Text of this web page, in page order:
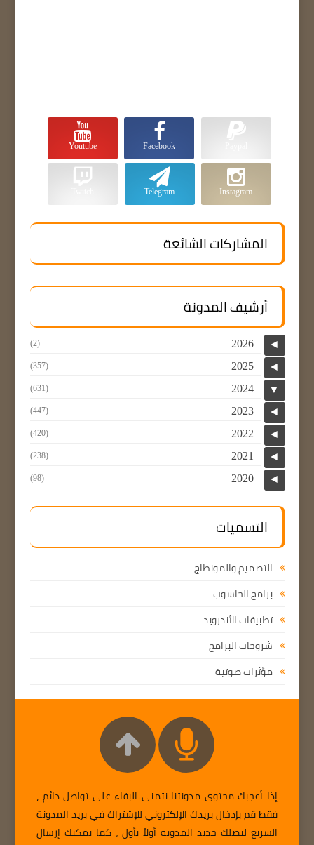
Facebook
Youtube
Instagram
Telegram
المشاركات الشائعة
أرشيف المدونة
◄
2026
(2)
◄
2025
(357)
▼
2024
(631)
◄
2023
(447)
◄
2022
(420)
◄
2021
(238)
◄
2020
(98)
التسميات
التصميم والمونطاج
برامج الحاسوب
تطبيقات الأندرويد
شروحات البرامج
مؤثرات صوتية
إذا أعجبك محتوى مدونتنا نتمنى البقاء على تواصل دائم ،
فقط قم بإدخال بريدك الإلكتروني للإشتراك في بريد المدونة
السريع ليصلك جديد المدونة أولاً بأول ، كما يمكنك إرسال